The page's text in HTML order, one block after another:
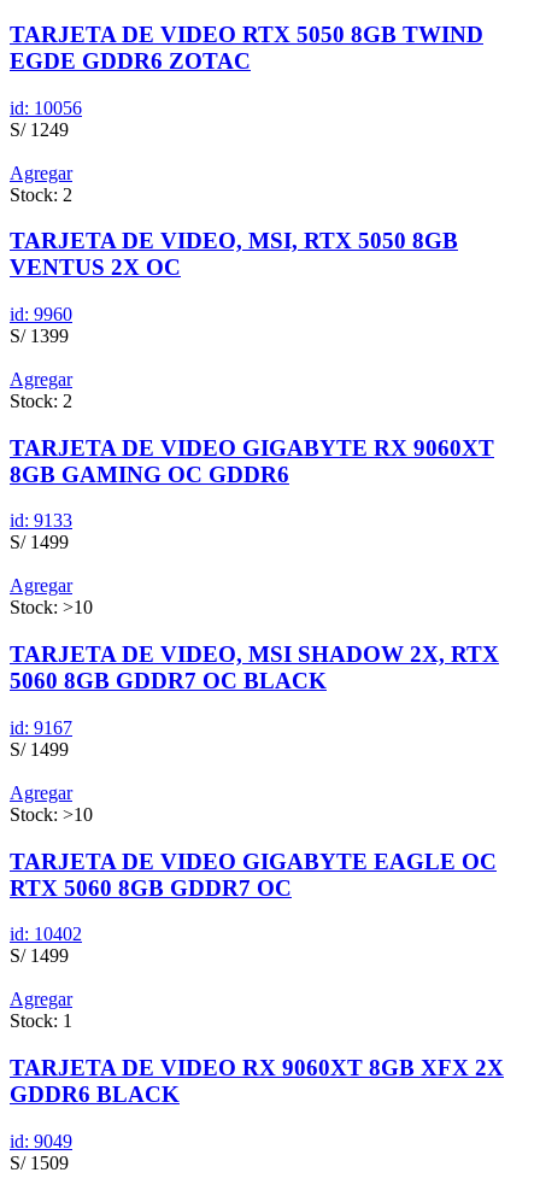
TARJETA DE VIDEO RTX 5050 8GB TWIND
EGDE GDDR6 ZOTAC
id: 10056
S/ 1249
Agregar
Stock: 2
TARJETA DE VIDEO, MSI, RTX 5050 8GB
VENTUS 2X OC
id: 9960
S/ 1399
Agregar
Stock: 2
TARJETA DE VIDEO GIGABYTE RX 9060XT
8GB GAMING OC GDDR6
id: 9133
S/ 1499
Agregar
Stock: >10
TARJETA DE VIDEO, MSI SHADOW 2X, RTX
5060 8GB GDDR7 OC BLACK
id: 9167
S/ 1499
Agregar
Stock: >10
TARJETA DE VIDEO GIGABYTE EAGLE OC
RTX 5060 8GB GDDR7 OC
id: 10402
S/ 1499
Agregar
Stock: 1
TARJETA DE VIDEO RX 9060XT 8GB XFX 2X
GDDR6 BLACK
id: 9049
S/ 1509